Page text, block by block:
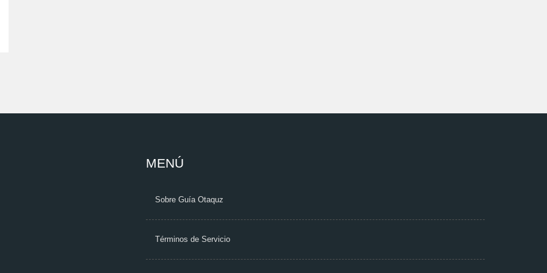
MENÚ
Sobre Guía Otaquz
Términos de Servicio